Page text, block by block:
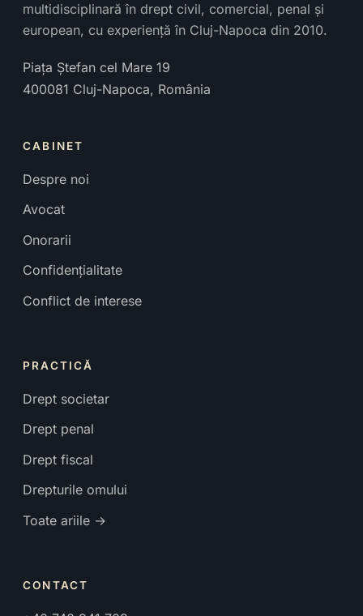
multidisciplinară în drept civil, comercial, penal și
european, cu experiență în Cluj-Napoca din 2010.
Piața Ștefan cel Mare 19
400081 Cluj-Napoca, România
CABINET
Despre noi
Avocat
Onorarii
Confidențialitate
Conflict de interese
PRACTICĂ
Drept societar
Drept penal
Drept fiscal
Drepturile omului
Toate ariile →
CONTACT